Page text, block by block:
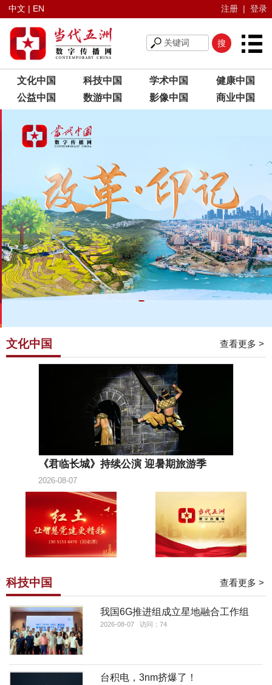
中文 | EN 注册 | 登录
文化中国 科技中国 学术中国
健康中国
公益中国
数游中国 影像中国 商业中国
文化中国 查看更多 >
《君临长城》持续公演 迎暑期旅游季
2026-08-07
科技中国 查看更多 >
我国6G推进组成立星地融合工作组
2026-08-07 访问：74
台积电，3nm挤爆了！